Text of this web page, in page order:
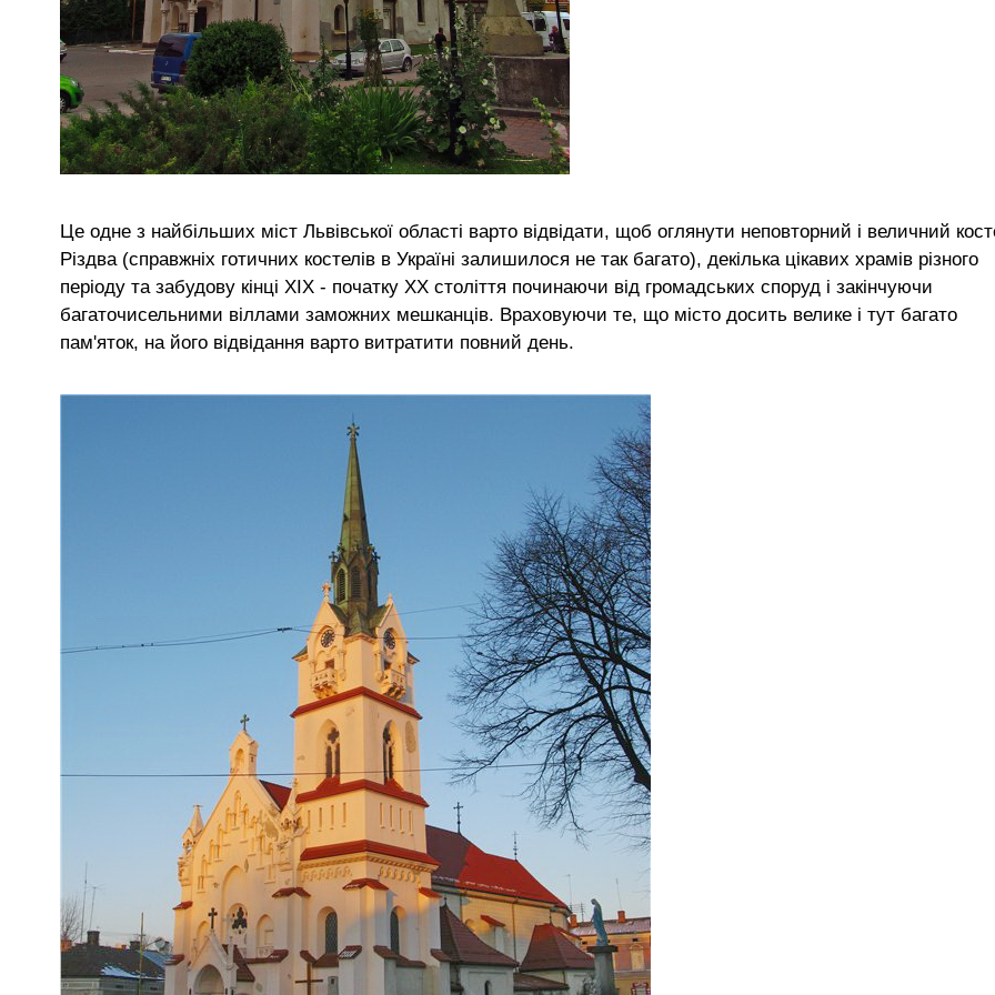
Це одне з найбільших міст Львівської області варто відвідати, щоб оглянути неповторний і величний
Різдва (справжніх готичних костелів в Україні залишилося не так багато), декілька цікавих храмів різного
періоду та забудову кінці ХІХ - початку ХХ століття починаючи від громадських споруд і закінчуючи
багаточисельними віллами заможних мешканців. Враховуючи те, що місто досить велике і тут багато
пам'яток, на його відвідання варто витратити повний день.